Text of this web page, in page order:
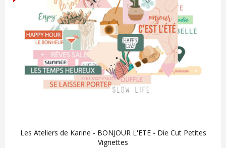
Les Ateliers de Karine - BONJOUR L'ETE - Die Cut Petites
Vignettes